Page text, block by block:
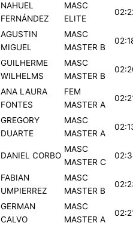
NAHUEL
FERNÁNDEZ
MASC
ELITE
AGUSTIN
MIGUEL
MASC
MASTER B
GUILHERME
WILHELMS
MASC
MASTER B
ANA LAURA
FONTES
FEM
MASTER A
GREGORY
DUARTE
MASC
MASTER A
DANIEL CORBO
MASC
MASTER C
FABIAN
UMPIERREZ
MASC
MASTER B
GERMAN
CALVO
MASC
MASTER A